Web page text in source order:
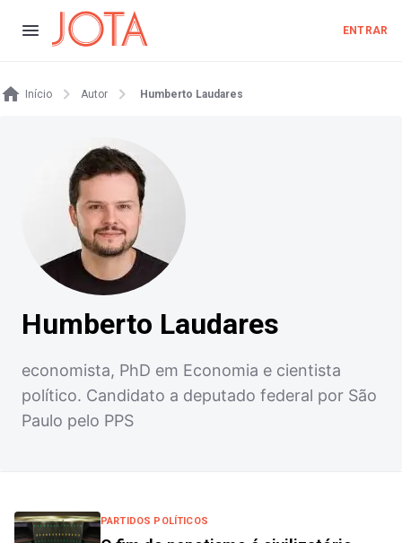
ENTRAR
Início Autor Humberto Laudares
Humberto Laudares
economista, PhD em Economia e cientista
político. Candidato a deputado federal por São
Paulo pelo PPS
PARTIDOS POLÍTICOS